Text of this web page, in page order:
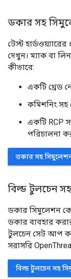
ডকার সহ
টেস্ট
দেখুন। ম্যাক বা
কীভাবে:
একটি থ্রেড
কমিশনিং
একটি RCP
পরিচালনা
ডকার সহ
বিল্ড টুলচেন
ডকার সিমুলেশন
ডকার ব্যবহার
টুলচেন সেট আপ
সরাসরি
বিল্ড টুলচেন সহ